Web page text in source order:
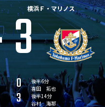
横浜Ｆ・マリノス
3
0
3
後半6分
喜田 拓也
後半14分
谷村 海那